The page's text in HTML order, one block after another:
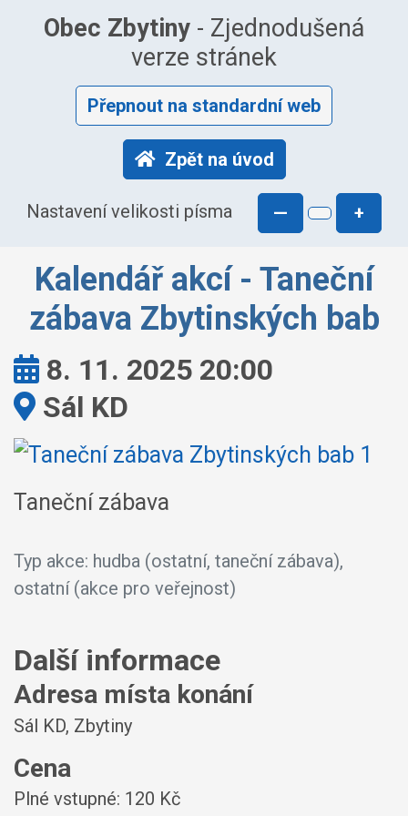
Obec Zbytiny - Zjednodušená
verze stránek
Přepnout na standardní web
Zpět na úvod
Nastavení velikosti písma — +
Kalendář akcí - Taneční
zábava Zbytinských bab
Kdy:
8. 11. 2025 20:00
Kde:
Sál KD
Taneční zábava
Typ akce: hudba (ostatní, taneční zábava),
ostatní (akce pro veřejnost)
Další informace
Adresa místa konání
Sál KD, Zbytiny
Cena
Plné vstupné: 120 Kč